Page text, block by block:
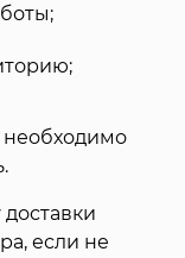
необходимо
если не